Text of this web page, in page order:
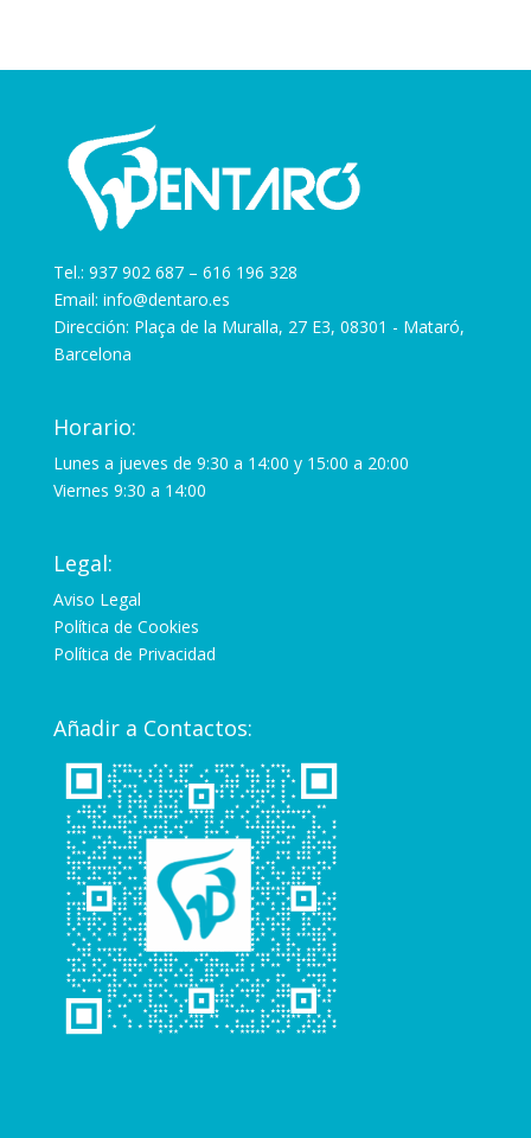
Tel.: 937 902 687– 616 196 328
Email: info@dentaro.es
Dirección: Plaça de la Muralla, 27 E3, 08301 - Mataró,
Barcelona
Horario:
Lunes a jueves de 9:30 a 14:00 y 15:00 a 20:00
Viernes 9:30 a 14:00
Legal:
Aviso Legal
Política de Cookies
Política de Privacidad
Añadir a Contactos: